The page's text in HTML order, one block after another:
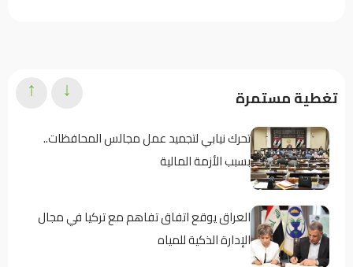
تغطية مستمرة
تحرك نيابي لتجميد عمل مجالس المحافظات..
بسبب الأزمة المالية
العراق يوقع اتفاق تفاهم مع تركيا في مجال
الإدارة الذكية للمياه
↓
↑